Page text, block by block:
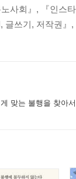
노사회』, 『인스
글쓰기, 저작권
맞는 불행을 찾아서